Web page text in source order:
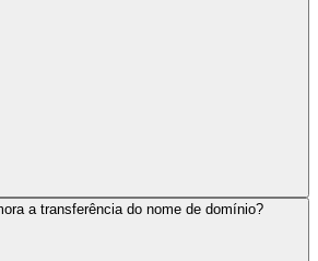
a transferência do nome de domínio?